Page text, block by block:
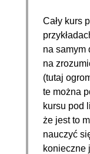
Cały kurs
na samym
na
(tutaj
te można
kursu pod
że jest to
nauczyć
konieczne